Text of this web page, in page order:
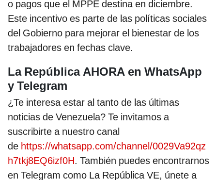
o pagos que el MPPE destina en diciembre.
Este incentivo es parte de las políticas sociales
del Gobierno para mejorar el bienestar de los
trabajadores en fechas clave.
La República AHORA en WhatsApp
y Telegram
¿Te interesa estar al tanto de las últimas
noticias de Venezuela? Te invitamos a
suscribirte a nuestro canal
de https://whatsapp.com/channel/0029Va92qz
h7tkj8EQ6izf0H. También puedes encontrarnos
en Telegram como La República VE, únete a